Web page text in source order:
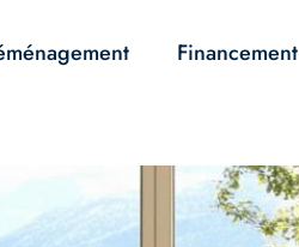
Financement